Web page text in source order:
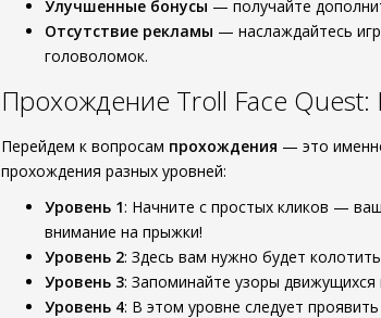
Улучшенные бонусы — получайте
Отсутствие рекламы — наслаждайтесь
головоломок.
Прохождение Troll Face
Перейдем к вопросам прохождения — это
прохождения разных уровней:
Уровень 1: Начните с простых кликов —
внимание на прыжки!
Уровень 2: Здесь вам нужно будет
Уровень 3: Запоминайте узоры
Уровень 4: В этом уровне следует